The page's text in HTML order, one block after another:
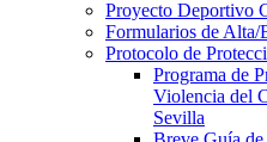
Proyecto Deportivo
Formularios de Alta/
Protocolo de
Programa de
Violencia del
Sevilla